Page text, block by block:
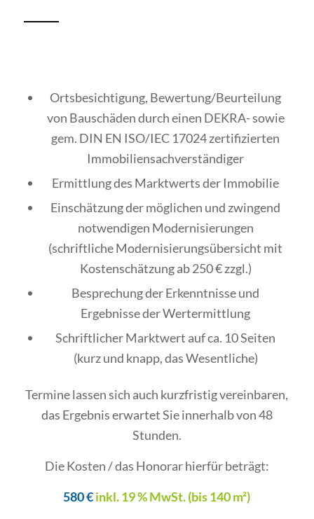
Ortsbesichtigung, Bewertung/Beurteilung
von Bauschäden durch einen DEKRA- sowie
gem. DIN EN ISO/IEC 17024 zertifizierten
Immobiliensachverständiger
Ermittlung des Marktwerts der Immobilie
Einschätzung der möglichen und zwingend
notwendigen Modernisierungen
(schriftliche Modernisierungsübersicht mit
Kostenschätzung ab 250 € zzgl.)
Besprechung der Erkenntnisse und
Ergebnisse der Wertermittlung
Schriftlicher Marktwert auf ca. 10 Seiten
(kurz und knapp, das Wesentliche)
Termine lassen sich auch kurzfristig vereinbaren,
das Ergebnis erwartet Sie innerhalb von 48
Stunden.
Die Kosten / das Honorar hierfür beträgt:
580 €inkl. 19 % MwSt. (bis 140 m²)